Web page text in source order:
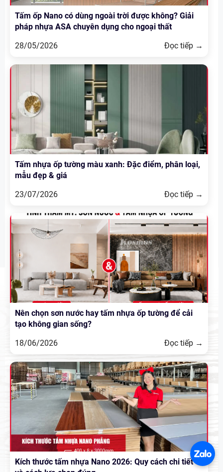
Tấm ốp Nano có dùng ngoài trời được không? Giải
pháp nhựa ASA chuyên dụng cho ngoại thất
28/05/2026
Đọc tiếp →
Tấm nhựa ốp tường màu xanh: Đặc điểm, phân loại,
mẫu đẹp & giá
23/07/2026
Đọc tiếp →
Nên chọn sơn nước hay tấm nhựa ốp tường để cải
tạo không gian sống?
18/06/2026
Đọc tiếp →
Kích thước tấm nhựa Nano 2026: Quy cách chi tiết